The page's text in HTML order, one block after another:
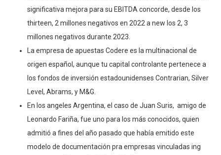
significativa mejora para su EBITDA concorde, desde los
thirteen, 2 millones negativos en 2022 a new los 2, 3
millones negativos durante 2023.
La empresa de apuestas Codere es la multinacional de
origen español, aunque tu capital controlante pertenece a
los fondos de inversión estadounidenses Contrarian, Silver
Level, Abrams, y M&G.
En los angeles Argentina, el caso de Juan Suris, amigo de
Leonardo Fariña, fue uno para los más conocidos, quien
admitió a fines del año pasado que había emitido este
modelo de documentación pra empresas vinculadas ing